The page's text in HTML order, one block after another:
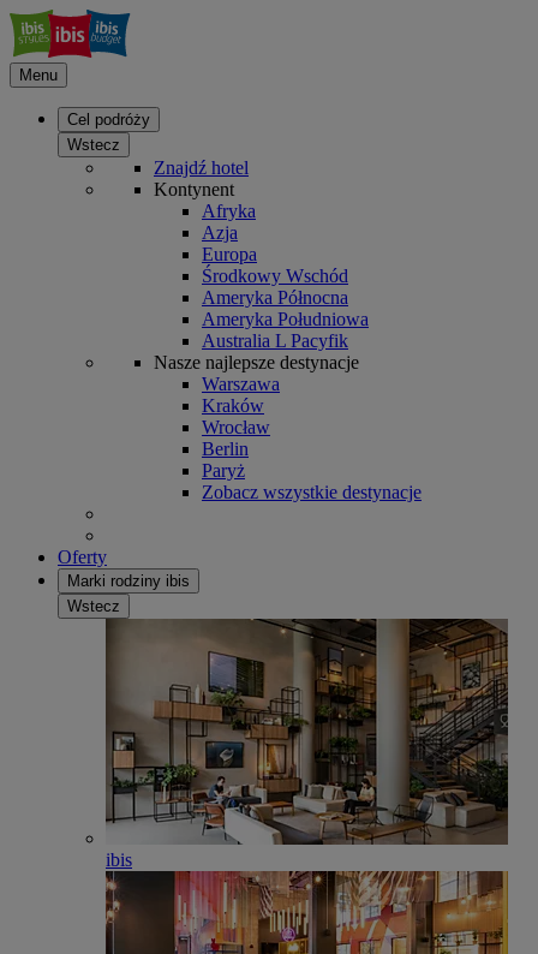
Menu
Cel podróży
Wstecz
Znajdź hotel
Kontynent
Afryka
Azja
Europa
Środkowy Wschód
Ameryka Północna
Ameryka Południowa
Australia L Pacyfik
Nasze najlepsze destynacje
Warszawa
Kraków
Wrocław
Berlin
Paryż
Zobacz wszystkie destynacje
Oferty
Marki rodziny ibis
Wstecz
ibis